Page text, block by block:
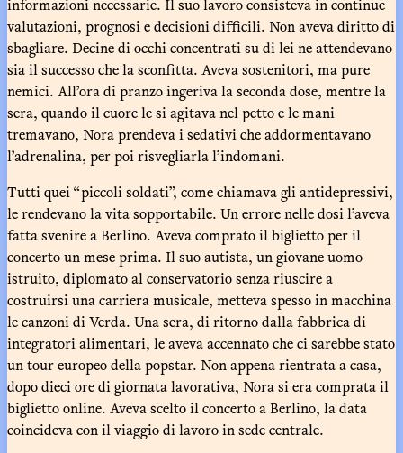
valutazioni, prognosi e decisioni difficili. Non aveva diritto di
sbagliare. Decine di occhi concentrati su di lei ne attendevano
sia il successo che la sconfitta. Aveva sostenitori, ma pure
nemici. All’ora di pranzo ingeriva la seconda dose, mentre la
sera, quando il cuore le si agitava nel petto e le mani
tremavano, Nora prendeva i sedativi che addormentavano
l’adrenalina, per poi risvegliarla l’indomani.
Tutti quei “piccoli soldati”, come chiamava gli antidepressivi,
le rendevano la vita sopportabile. Un errore nelle dosi l’aveva
fatta svenire a Berlino. Aveva comprato il biglietto per il
concerto un mese prima. Il suo autista, un giovane uomo
istruito, diplomato al conservatorio senza riuscire a
costruirsi una carriera musicale, metteva spesso in macchina
le canzoni di Verda. Una sera, di ritorno dalla fabbrica di
integratori alimentari, le aveva accennato che ci sarebbe stato
un tour europeo della popstar. Non appena rientrata a casa,
dopo dieci ore di giornata lavorativa, Nora si era comprata il
biglietto online. Aveva scelto il concerto a Berlino, la data
coincideva con il viaggio di lavoro in sede centrale.